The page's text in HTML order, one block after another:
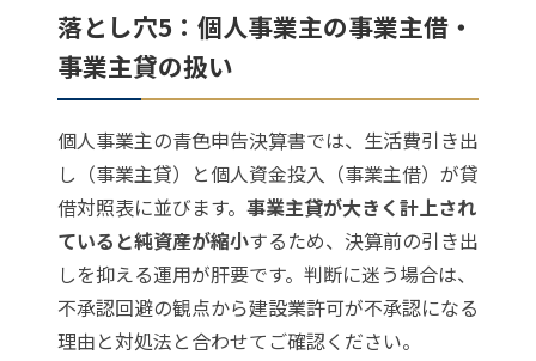
落とし穴5：個人事業主の事業主借・
事業主貸の扱い
個人事業主の青色申告決算書では、生活費引き出
し（事業主貸）と個人資金投入（事業主借）が貸
借対照表に並びます。 事業主貸が大きく計上され
ていると純資産が縮小するため、決算前の引き出
しを抑える運用が肝要です。判断に迷う場合は、
不承認回避の観点から建設業許可が不承認になる
理由と対処法と合わせてご確認ください。